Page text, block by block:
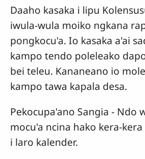
Daaho kasaka i lipu
iwula-wula moiko ngkana
pongkocu'a. Io kasaka a'ai
kampo tendo poleleako
bei teleu. Kananeano io
kampo tawa kapala desa.
Pekocupa'ano Sangia - Ndo
mocu'a ncina hako kera-
i laro kalender.